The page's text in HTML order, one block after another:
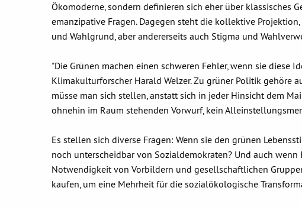
Ökomoderne, sondern definieren sich eher über klassisches
emanzipative Fragen. Dagegen steht die kollektive
und Wahlgrund, aber andererseits auch Stigma und
"Die Grünen machen einen schweren Fehler, wenn sie diese
Klimakulturforscher Harald Welzer. Zu grüner Politik gehöre
müsse man sich stellen, anstatt sich in jeder Hinsicht dem
ohnehin im Raum stehenden Vorwurf, kein
Es stellen sich diverse Fragen: Wenn sie den grünen
noch unterscheidbar von Sozialdemokraten? Und auch
Notwendigkeit von Vorbildern und gesellschaftlichen
kaufen, um eine Mehrheit für die sozialökologische